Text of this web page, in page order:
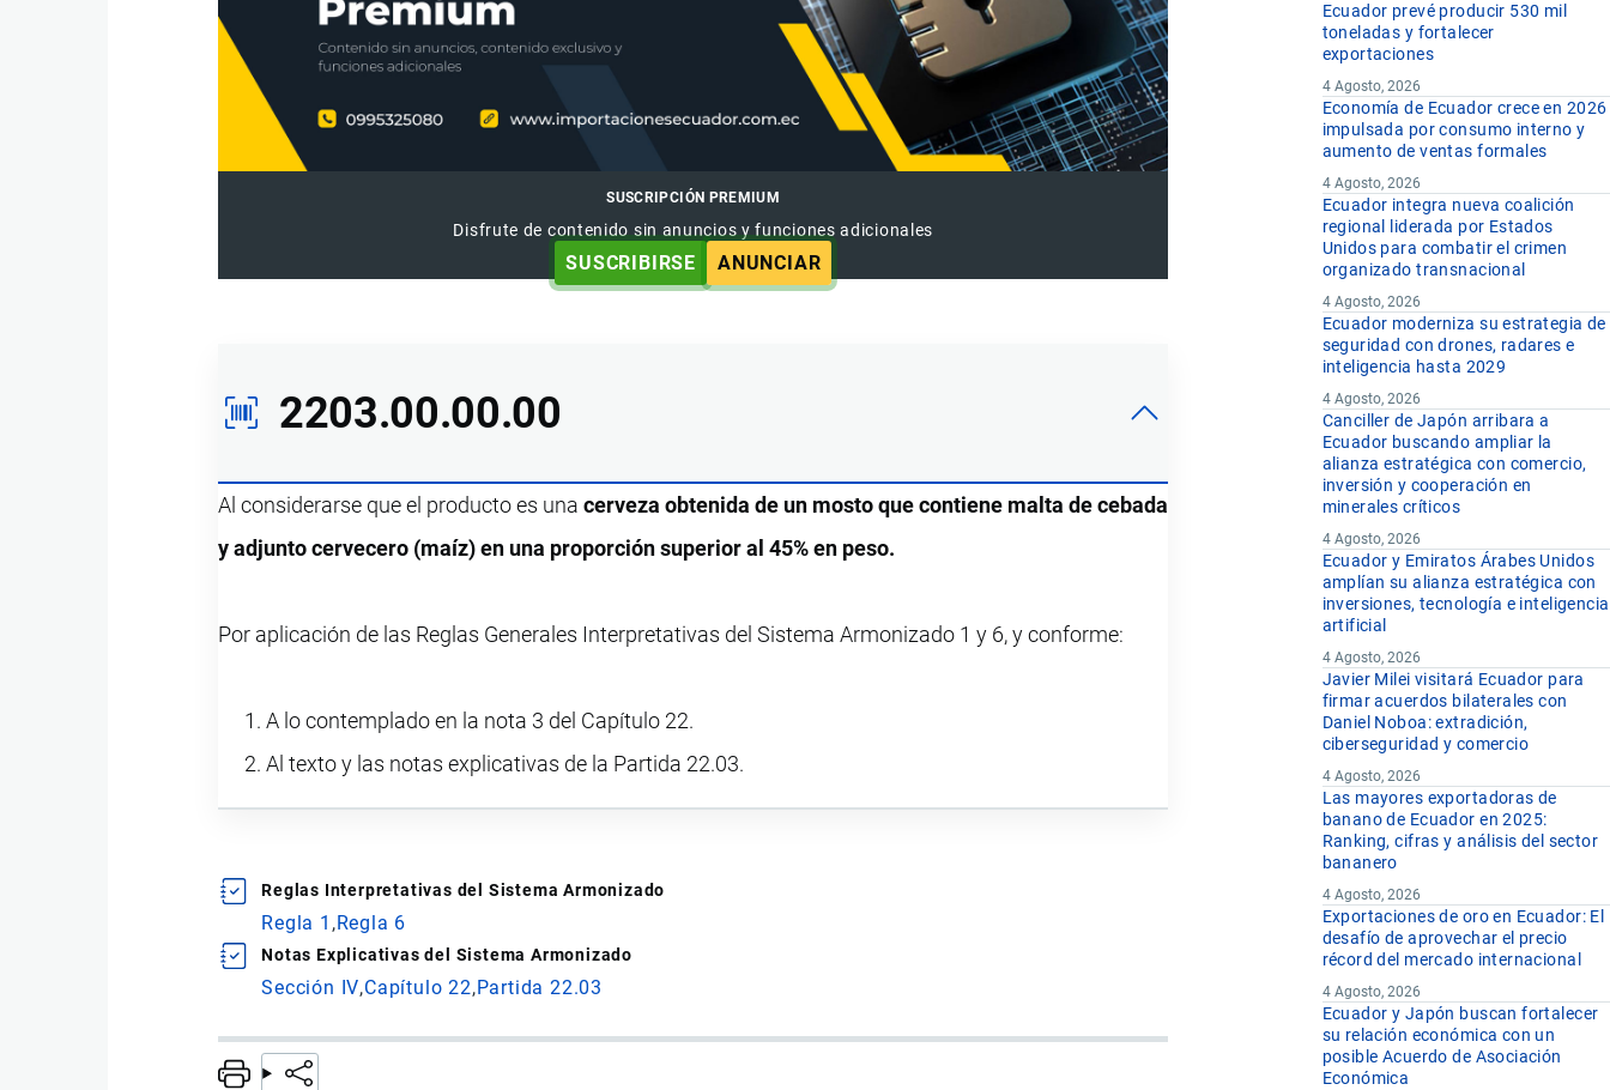
SUSCRIPCIÓN PREMIUM
Disfrute de contenido sin anuncios y funciones adicionales
SUSCRIBIRSE ANUNCIAR
2203.00.00.00
Al considerarse que el producto es unacerveza obtenida de un mosto que contiene malta de cebada
y adjunto cervecero (maíz) en una proporción superior al 45% en peso.
Por aplicación de las Reglas Generales Interpretativas del Sistema Armonizado 1 y 6, y conforme:
A lo contemplado en la nota 3 del Capítulo 22.
Al texto y las notas explicativas de la Partida 22.03.
Reglas Interpretativas del Sistema Armonizado
Regla 1 Regla 6
Notas Explicativas del Sistema Armonizado
Sección IV Capítulo 22 Partida 22.03
Ecuador prevé producir 530 mil
toneladas y fortalecer
exportaciones
4 Agosto, 2026
Economía de Ecuador crece en 2026
impulsada por consumo interno y
aumento de ventas formales
4 Agosto, 2026
Ecuador integra nueva coalición
regional liderada por Estados
Unidos para combatir el crimen
organizado transnacional
4 Agosto, 2026
Ecuador moderniza su estrategia de
seguridad con drones, radares e
inteligencia hasta 2029
4 Agosto, 2026
Canciller de Japón arribara a
Ecuador buscando ampliar la
alianza estratégica con comercio,
inversión y cooperación en
minerales críticos
4 Agosto, 2026
Ecuador y Emiratos Árabes Unidos
amplían su alianza estratégica con
inversiones, tecnología e inteligencia
artificial
4 Agosto, 2026
Javier Milei visitará Ecuador para
firmar acuerdos bilaterales con
Daniel Noboa: extradición,
ciberseguridad y comercio
4 Agosto, 2026
Las mayores exportadoras de
banano de Ecuador en 2025:
Ranking, cifras y análisis del sector
bananero
4 Agosto, 2026
Exportaciones de oro en Ecuador: El
desafío de aprovechar el precio
récord del mercado internacional
4 Agosto, 2026
Ecuador y Japón buscan fortalecer
su relación económica con un
posible Acuerdo de Asociación
Económica